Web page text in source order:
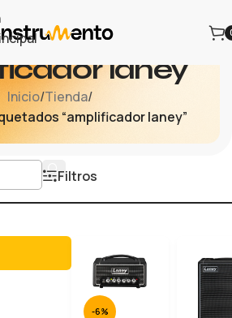
laney
Inicio/Tienda/
“amplificador laney”
Filtros
-6%